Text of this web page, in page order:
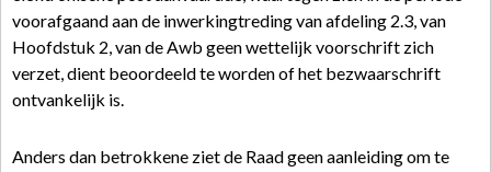
voorafgaand aan de inwerkingtreding van afdeling 2.3, van
Hoofdstuk 2, van de Awb geen wettelijk voorschrift zich
verzet, dient beoordeeld te worden of het bezwaarschrift
ontvankelijk is.
Anders dan betrokkene ziet de Raad geen aanleiding om te